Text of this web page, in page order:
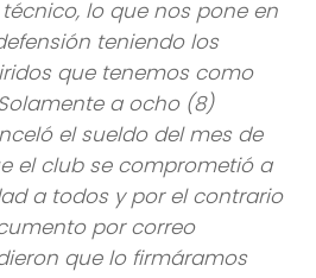
lo que nos pone en
teniendo los
que tenemos como
a ocho (8)
el sueldo del mes de
el club se comprometió a
a todos y por el contrario
por correo
que lo firmáramos